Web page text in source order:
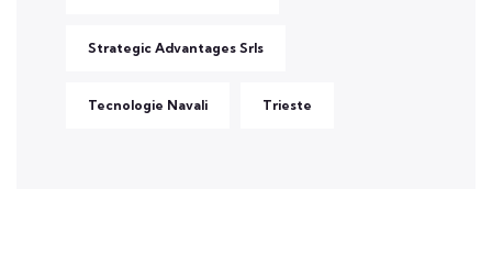
Strategic Advantages Srls
Tecnologie Navali Trieste